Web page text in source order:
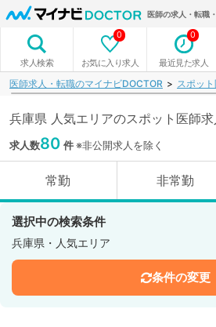
医師の求人・転職
求人検索 お気に入り求人
0
最近見た求人
0
医師求人・転職のマイナビDOCTOR スポッ
兵庫県 人気エリアのスポット医師
求人数80 件※非公開求人を除く
常勤 非常勤
選択中の検索条件
兵庫県・人気エリア
条件の変更